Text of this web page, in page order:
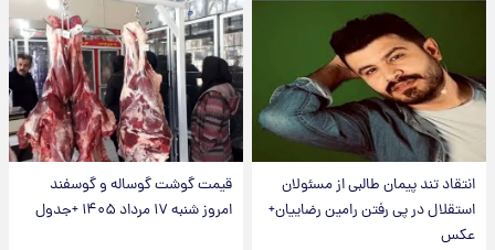
انتقاد تند پیمان طالبی از مسئولان
استقلال در پی رفتن رامین رضاییان+
عکس
قیمت گوشت گوساله و گوسفند
امروز شنبه ۱۷ مرداد ۱۴۰۵ +جدول